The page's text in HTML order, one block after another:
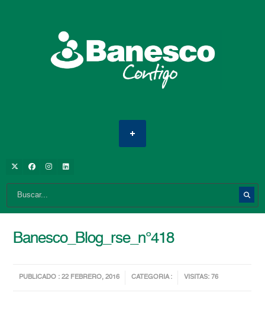
Banesco_Blog_rse_n°418
PUBLICADO : 22 FEBRERO, 2016 CATEGORIA : VISITAS: 76